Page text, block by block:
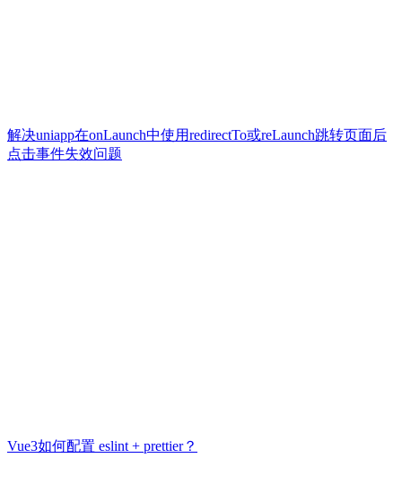
解决uniapp在onLaunch中使用redirectTo或reLaunch跳转页面后
点击事件失效问题
Vue3如何配置 eslint + prettier？